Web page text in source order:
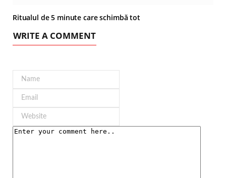
Ritualul de 5 minute care schimbă tot
WRITE A COMMENT